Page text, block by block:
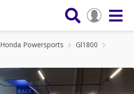
Honda Powersports
Gl1800